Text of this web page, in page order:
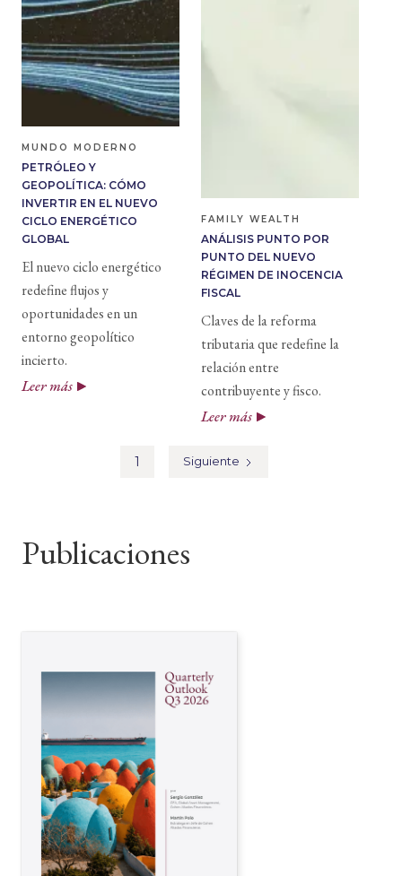
MUNDO MODERNO
PETRÓLEO Y
GEOPOLÍTICA: CÓMO
INVERTIR EN EL NUEVO
CICLO ENERGÉTICO
GLOBAL
El nuevo ciclo energético
redefine flujos y
oportunidades en un
entorno geopolítico
incierto.
Leer más
FAMILY WEALTH
ANÁLISIS PUNTO POR
PUNTO DEL NUEVO
RÉGIMEN DE INOCENCIA
FISCAL
Claves de la reforma
tributaria que redefine la
relación entre
contribuyente y fisco.
Leer más
1 Siguiente
Publicaciones